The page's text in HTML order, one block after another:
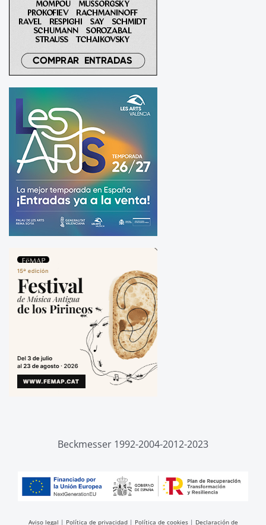
Beckmesser 1992-2004-2012-2023
Aviso legal | Política de privacidad| Política de cookies| Declaración de